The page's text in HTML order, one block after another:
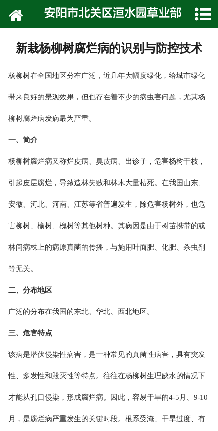
网站首页
联系我们
新栽杨柳树腐烂病的识别与防控技术
杨柳树在全国地区分布广泛，近几年大幅度绿化，给城市绿化
带来良好的景观效果，但也存在着不少的病虫害问题，尤其杨
柳树腐烂病发病最为严重。
一、简介
杨柳树腐烂病又称烂皮病、臭皮病、出诊子，危害杨树干枝，
引起皮层腐烂，导致造林失败和林木大量枯死。在我国山东、
安徽、河北、河南、江苏等省普遍发生，除危害杨树外，也危
害柳树、榆树、槐树等其他树种。其病因是由于树苗携带的或
林间病株上的病原真菌的传播，与施用叶面肥、化肥、杀虫剂
等无关。
二、 分布地区
广泛的分布在我国的东北、华北、西北地区。
三、危害特点
该病是潜伏侵染性病害，是一种常见的真菌性病害，具有突发
性、多发性和毁灭性等特点。往往在杨柳树生理缺水的情况下
才能从孔口侵染，形成腐烂病。因此，容易干旱的4-5月、9-10
月，是腐烂病严重发生的关键时段。根系受淹、干旱过度、有